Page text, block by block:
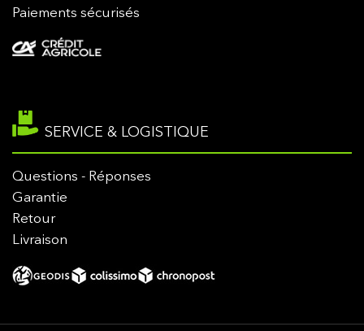
Paiements sécurisés
SERVICE & LOGISTIQUE
Questions - Réponses
Garantie
Retour
Livraison